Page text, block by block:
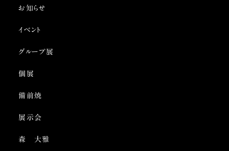
お知らせ
イベント
グループ展
個展
備前焼
展示会
森 大雅